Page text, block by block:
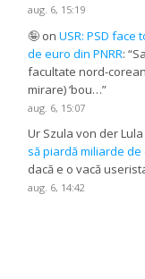
aug. 6, 15:19
🤪 onUSR: PSD
de euro din PNRR: “
facultate nord-
mirare) ‘bou…”
aug. 6, 15:07
Ur Szula von der Lula
să piardă miliarde de
dacă e o vacă
aug. 6, 14:42